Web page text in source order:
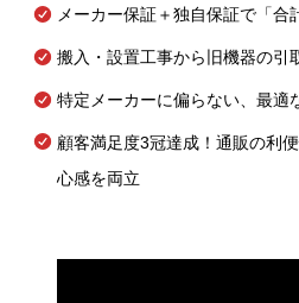
メーカー保証＋独自保証で「合
搬入・設置工事から旧機器の引
特定メーカーに偏らない、最適
顧客満足度3冠達成！通販の利
心感を両立